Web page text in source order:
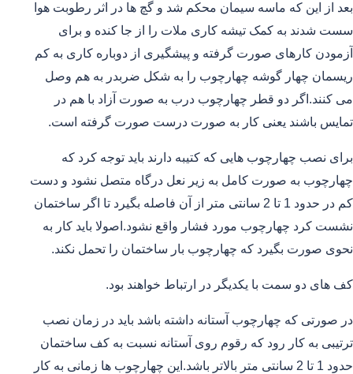
بعد از این که ماسه سیمان محکم شد و گچ ها در اثر رطوبت هوا
سست شدند به کمک تیشه کاری ملات را از جا کنده و برای
آزمودن کارهای صورت گرفته و پیشگیری از دوباره کاری به کم
ریسمان چهار گوشه چهارچوب را به شکل ضربدر به هم وصل
می کنند.اگر دو قطر چهارچوب درب به صورت آزاد با هم در
تمایس باشند یعنی کار به صورت درست صورت گرفته است.
برای نصب چهارچوب هایی که کتیبه دارند باید توجه کرد که
چهارچوب به صورت کامل به زیر نعل درگاه متصل نشود و دست
کم در حدود 1 تا 2 سانتی متر از آن فاصله بگیرد تا اگر ساختمان
نشست کرد چهارچوب مورد فشار واقع نشود.اصولا باید کار به
نحوی صورت بگیرد که چهارچوب بار ساختمان را تحمل نکند.
کف های دو سمت با یکدیگر در ارتباط خواهند بود.
در صورتی که چهارچوب آستانه داشته باشد باید در زمان نصب
ترتیبی به کار رود که رقوم روی آستانه نسبت به کف ساختمان
حدود 1 تا 2 سانتی متر بالاتر باشد.این چهارچوب ها زمانی به کار